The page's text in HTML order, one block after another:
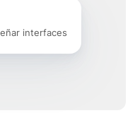
interfaces